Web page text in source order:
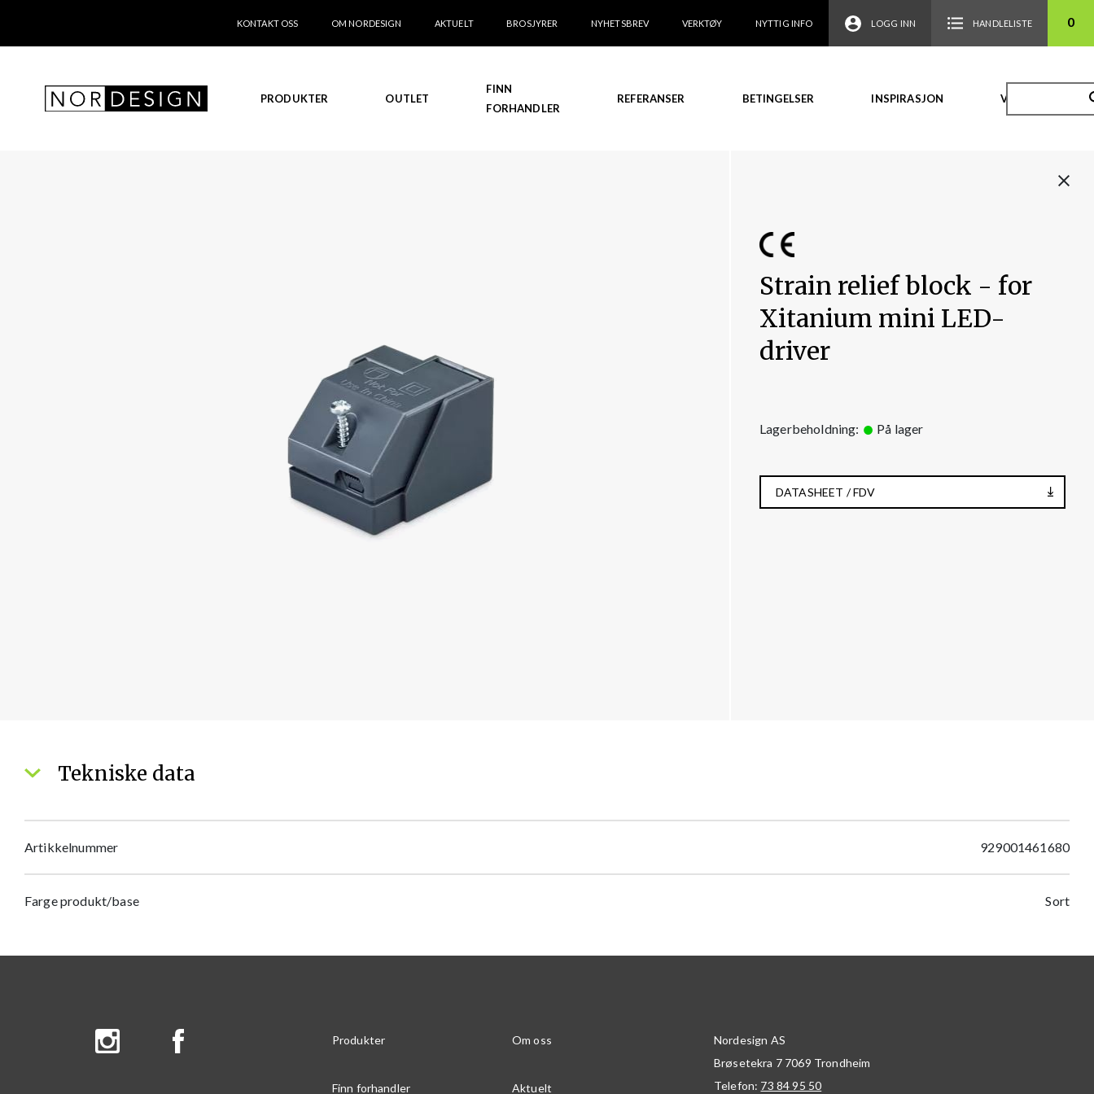
KONTAKT OSS OM NORDESIGN AKTUELT BROSJYRER NYHETSBREV VERKTØY NYTTIG INFO LOGG INN HANDLELISTE 0
PRODUKTER OUTLET
FINN
FORHANDLER
REFERANSER BETINGELSER INSPIRASJON VIDEO
Strain relief block - for
Xitanium mini LED-
driver
Lagerbeholdning: På lager
DATASHEET / FDV
Tekniske data
Artikkelnummer 929001461680
Farge produkt/base Sort
Produkter Om oss
Finn forhandler Aktuelt
Nordesign AS
Brøsetekra 7 7069 Trondheim
Telefon: 73 84 95 50